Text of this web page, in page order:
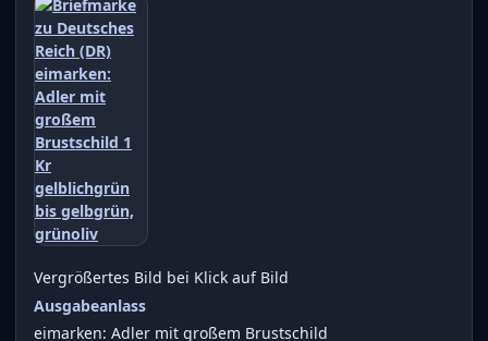
Vergrößertes Bild bei Klick auf Bild
Ausgabeanlass
eimarken: Adler mit großem Brustschild